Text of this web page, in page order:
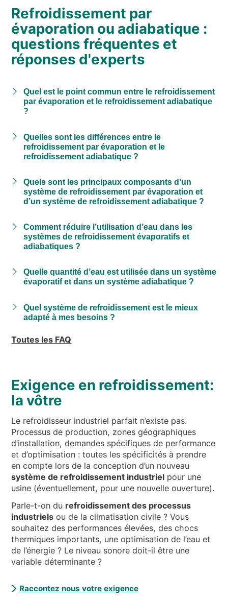
AIRE RÉSERVÉE
FR EN IT DE PL
Refroidissement par
évaporation ou adiabatique :
questions fréquentes et
réponses d'experts
Quel est le point commun entre le refroidissement
par évaporation et le refroidissement adiabatique
?
Quelles sont les différences entre le
refroidissement par évaporation et le
refroidissement adiabatique ?
Quels sont les principaux composants d’un
système de refroidissement par évaporation et
d’un système de refroidissement adiabatique ?
Comment réduire l’utilisation d’eau dans les
systèmes de refroidissement évaporatifs et
adiabatiques ?
Quelle quantité d’eau est utilisée dans un système
évaporatif et dans un système adiabatique ?
Quel système de refroidissement est le mieux
adapté à mes besoins ?
Toutes les FAQ
Exigence en refroidissement:
la vôtre
Le refroidisseur industriel parfait n’existe pas.
Processus de production, zones géographiques
d’installation, demandes spécifiques de performance
et d’optimisation : toutes les spécificités à prendre
en compte lors de la conception d’un nouveau
système de refroidissement industriel pour une
usine (éventuellement, pour une nouvelle ouverture).
Parle-t-on du refroidissement des processus
industriels ou de la climatisation civile ? Vous
souhaitez des performances élevées, des chocs
thermiques importants, une optimisation de l’eau et
de l’énergie ? Le niveau sonore doit-il être une
variable déterminante ?
Raccontez nous votre exigence